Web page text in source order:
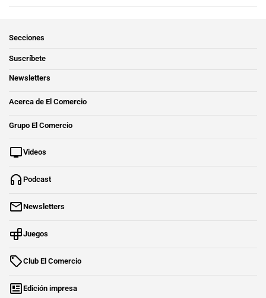
Secciones
Suscríbete
Newsletters
Acerca de El Comercio
Grupo El Comercio
Videos
Podcast
Newsletters
Juegos
Club El Comercio
Edición impresa